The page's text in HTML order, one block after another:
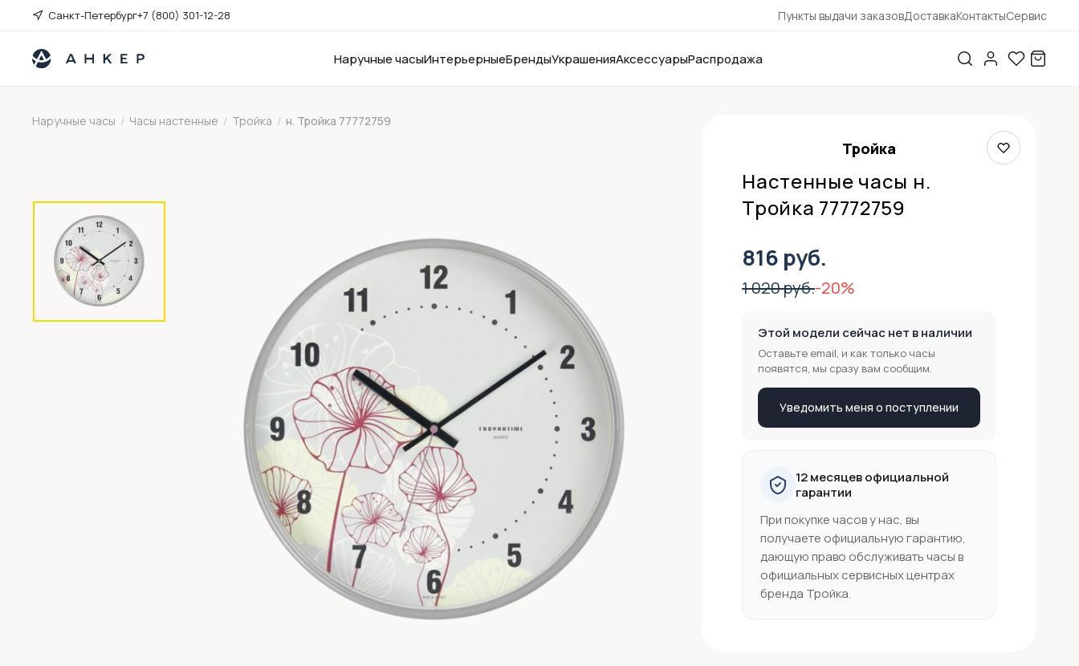
Санкт-Петербург+7 (800) 301-12-28 Пункты выдачи заказовДоставкаКонтактыСервис
Наручные часыИнтерьерныеБрендыУкрашенияАксессуарыРаспродажа
Наручные часы / Часы настенные / Тройка / н. Тройка 77772759
Тройка
Настенные часы н.
Тройка 77772759
816 руб.
1 020 руб.-20%
Этой модели сейчас нет в наличии
Оставьте email, и как только часы
появятся, мы сразу вам сообщим.
Уведомить меня о поступлении
12 месяцев официальной
гарантии
При покупке часов у нас, вы
получаете официальную гарантию,
дающую право обслуживать часы в
официальных сервисных центрах
бренда Тройка.